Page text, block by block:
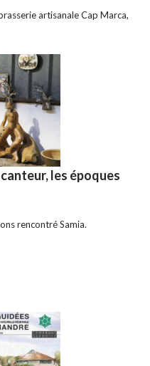
artisanale Cap Marca,
les époques
rencontré Samia.